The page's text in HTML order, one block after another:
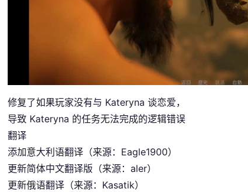
修复了如果玩家没有与 Kateryna 谈恋爱，
导致 Kateryna 的任务无法完成的逻辑错误
翻译
添加意大利语翻译（来源：Eagle1900）
更新简体中文翻译版（来源：aler）
更新俄语翻译（来源：Kasatik）